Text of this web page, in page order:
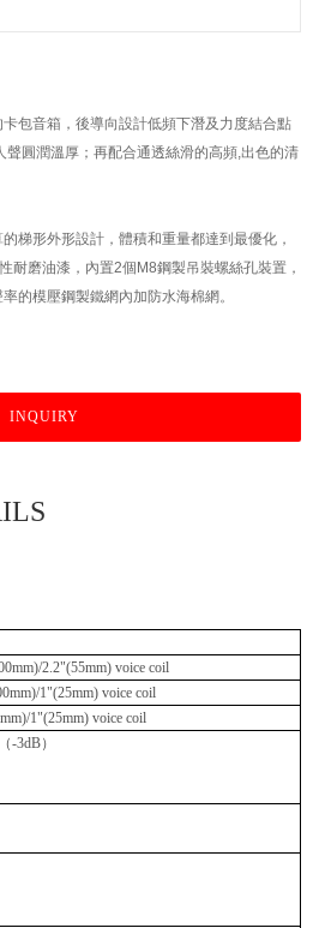
包音箱，後導向設計低頻下潛及力度結合點
聲圓潤溫厚；再配合通透絲滑的高頻,出色的清
形外形設計，體積和重量都達到最優化，
磨油漆，內置2個M8鋼製吊裝螺絲孔裝置，
的模壓鋼製鐵網內加防水海棉網。
INQUIRY
2.2"(55mm) voice coil
1"(25mm) voice coil
1"(25mm) voice coil
-3dB）